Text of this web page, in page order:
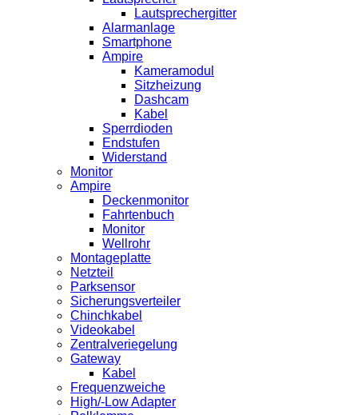
Lautsprechergitter
Alarmanlage
Smartphone
Ampire
Kameramodul
Sitzheizung
Dashcam
Kabel
Sperrdioden
Endstufen
Widerstand
Monitor
Ampire
Deckenmonitor
Fahrtenbuch
Monitor
Wellrohr
Montageplatte
Netzteil
Parksensor
Sicherungsverteiler
Chinchkabel
Videokabel
Zentralveriegelung
Gateway
Kabel
Frequenzweiche
High/-Low Adapter